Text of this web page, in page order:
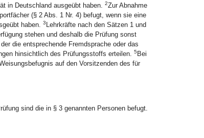
in Deutschland ausgeübt haben. 2Zur Abnahme
(§ 2 Abs. 1 Nr. 4) befugt, wenn sie eine
haben. 3 Lehrkräfte nach den Sätzen 1 und
stehen und deshalb die Prüfung sonst
die entsprechende Fremdsprache oder das
hinsichtlich des Prüfungsstoffs erteilen. 5 Bei
auf den Vorsitzenden des für
sind die in § 3 genannten Personen befugt.